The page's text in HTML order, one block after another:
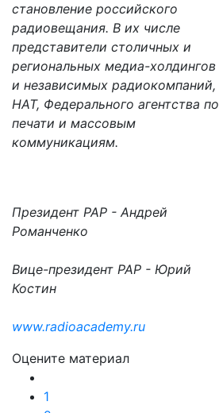
становление российского
радиовещания. В их числе
представители столичных и
региональных медиа-холдингов
и независимых радиокомпаний,
НАТ, Федерального агентства по
печати и массовым
коммуникациям.
Президент РАР - Андрей
Романченко
Вице-президент РАР - Юрий
Костин
www.radioacademy.ru
Оцените материал
1